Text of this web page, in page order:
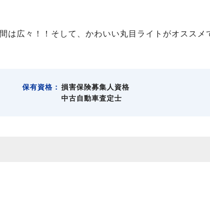
は広々！！そして、かわいい丸目ライトがオススメ
保有資格： 損害保険募集人資格
中古自動車査定士